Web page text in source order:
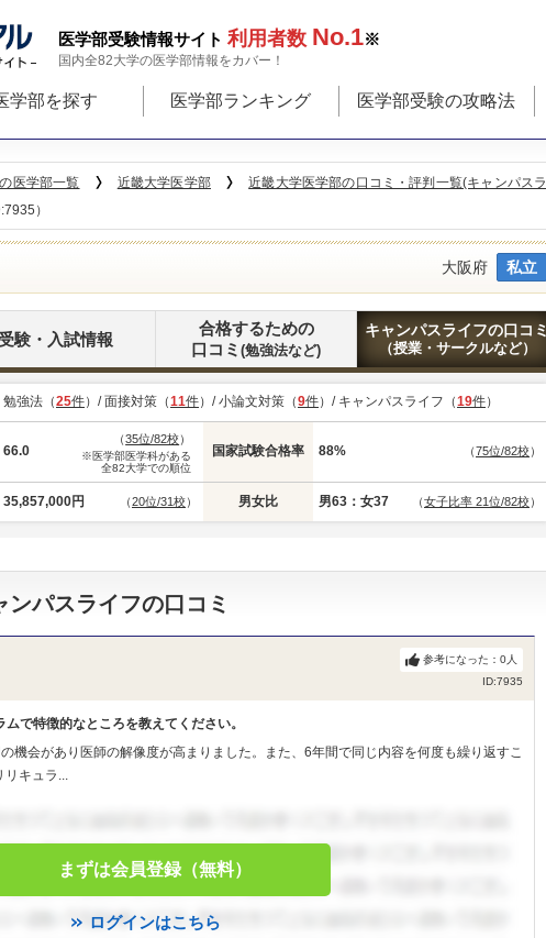
医学部受験情報サイト 利用者数 No.1※
国内全82大学の医学部情報をカバー！
学部を探す 医学部ランキング 医学部受験の攻略法
医学部一覧 近畿大学医学部
近畿大学医学部の口コミ・評判一覧(キャンパスラ
）
大阪府 私立
受験・入試情報
合格するための
口コミ (勉強法など)
キャンパスライフの口コミ
（授業・サークルなど）
勉強法（25件）/ 面接対策（11件）/ 小論文対策（9件）/ キャンパスライフ（19件）
66.0
（35位/82校）
※医学部医学科がある
全82大学での順位
国家試験合格率 88% （75位/82校）
35,857,000円 （20位/31校） 男女比 男63：女37 （女子比率 21位/82校）
パスライフの口コミ
ID:7935
参考になった： 0人
で特徴的なところを教えてください。
機会があり医師の解像度が高まりました。また、6年間で同じ内容を何度も繰り返すこ
リキュラ...
まずは会員登録（無料）
ログインはこちら